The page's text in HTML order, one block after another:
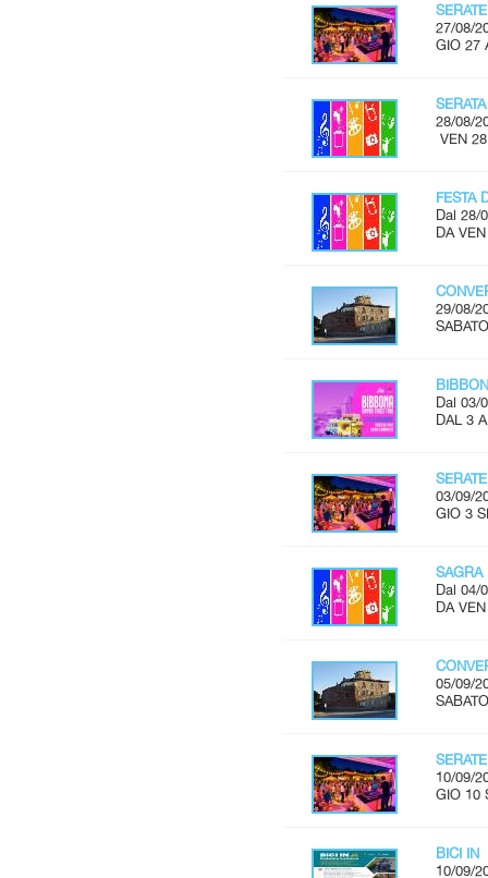
27/08/
GIO 27
28/08/
VEN
FESTA
Dal 28/
DA
29/08/
Dal 03/
DAL 3
03/09/
GIO 3
SAGRA
Dal 04/
DA
05/09/
10/09/
GIO 10
BICI IN
10/09/